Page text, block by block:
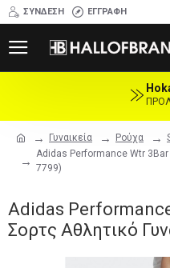
ΣΎΝΔΕΣΗ ΕΓΓΡΑΦΉ
Γυναικεία Ρούχα
Adidas Performance Wtr 3Bar
7799)
Adidas
Σορτς Αθλητικό